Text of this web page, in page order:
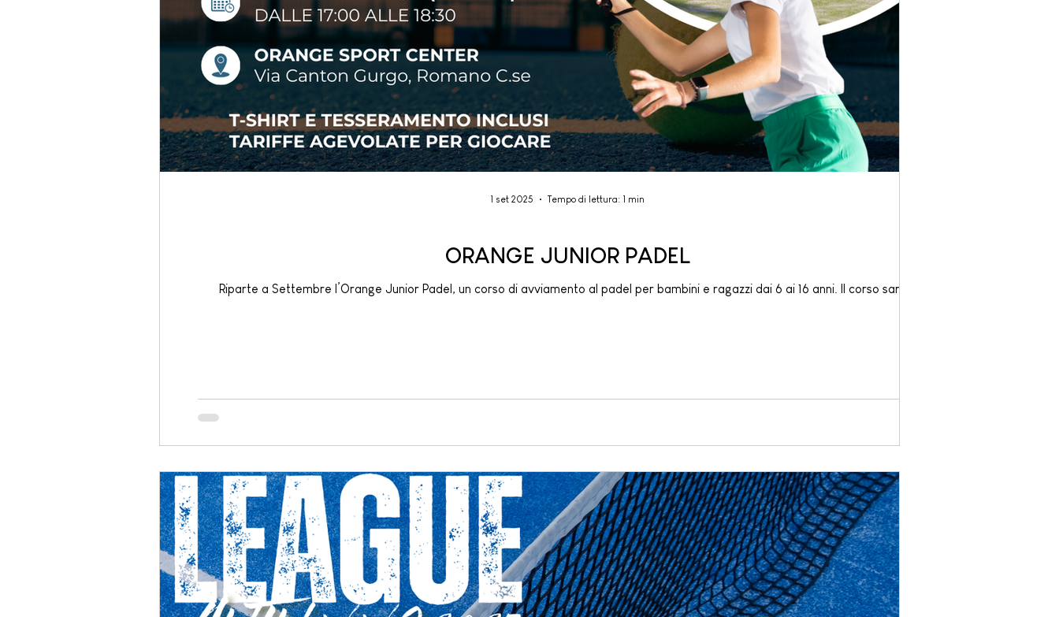
ORANGE JUNIOR PADEL
Riparte a Settembre l’Orange Junior Padel, un corso di avviamento al padel per bambini e ragazzi dai 6 ai 16 anni. Il corso sarò...
1 set 2025 Tempo di lettura: 1 min